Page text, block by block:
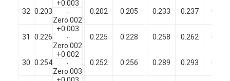
32 0.203
+0.003
0.202
0.205 0.233 0.237 0.241
-
Zero.002
31 0.226
+0.003
0.225
0.228 0.258 0.262 0.266
-
Zero.002
30 0.254
+0.002
0.252
0.256 0.289 0.293 0.297
-
Zero.003